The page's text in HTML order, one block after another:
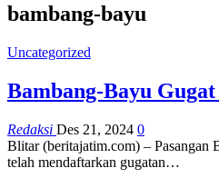
bambang-bayu
Uncategorized
Bambang-Bayu
Redaksi Des 21, 2024 0
Blitar (beritajatim.com) –
telah mendaftarkan gugatan…